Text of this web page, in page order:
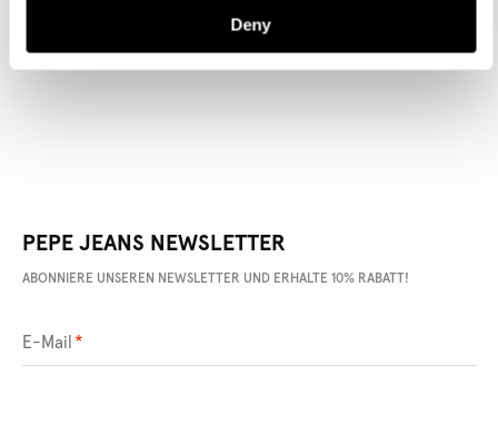
Deny
LIEFERUNG UND RÜCKGABE
PEPE JEANS NEWSLETTER
ABONNIERE UNSEREN NEWSLETTER UND ERHALTE 10% RABATT!
E-Mail *